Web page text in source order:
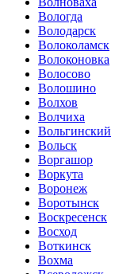
Вологда
Володарск
Волоколамск
Волоконовка
Волосово
Волошино
Волхов
Волчиха
Вольгинский
Вольск
Воргашор
Воркута
Воронеж
Воротынск
Воскресенск
Восход
Воткинск
Вохма